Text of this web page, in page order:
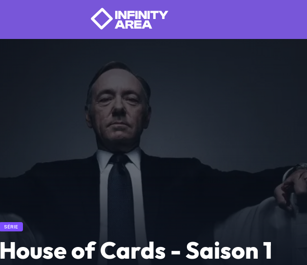
SÉRIE
House of Cards - Saison 1